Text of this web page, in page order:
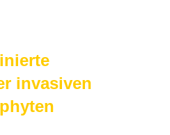
invasiven